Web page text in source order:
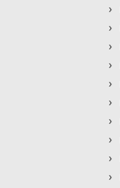
›
›
›
›
›
›
›
›
›
›